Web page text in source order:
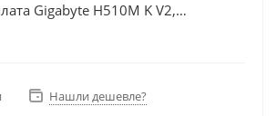
Gigabyte H510M K V2,
1630 4Гб, Память DDR4 32Gb,
Нашли дешевле?